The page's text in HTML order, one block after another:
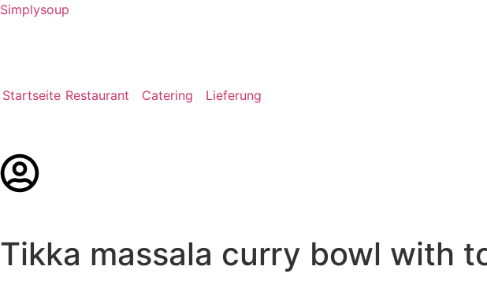
Simplysoup
Startseite Restaurant Catering Lieferung
Tikka massala curry bowl with